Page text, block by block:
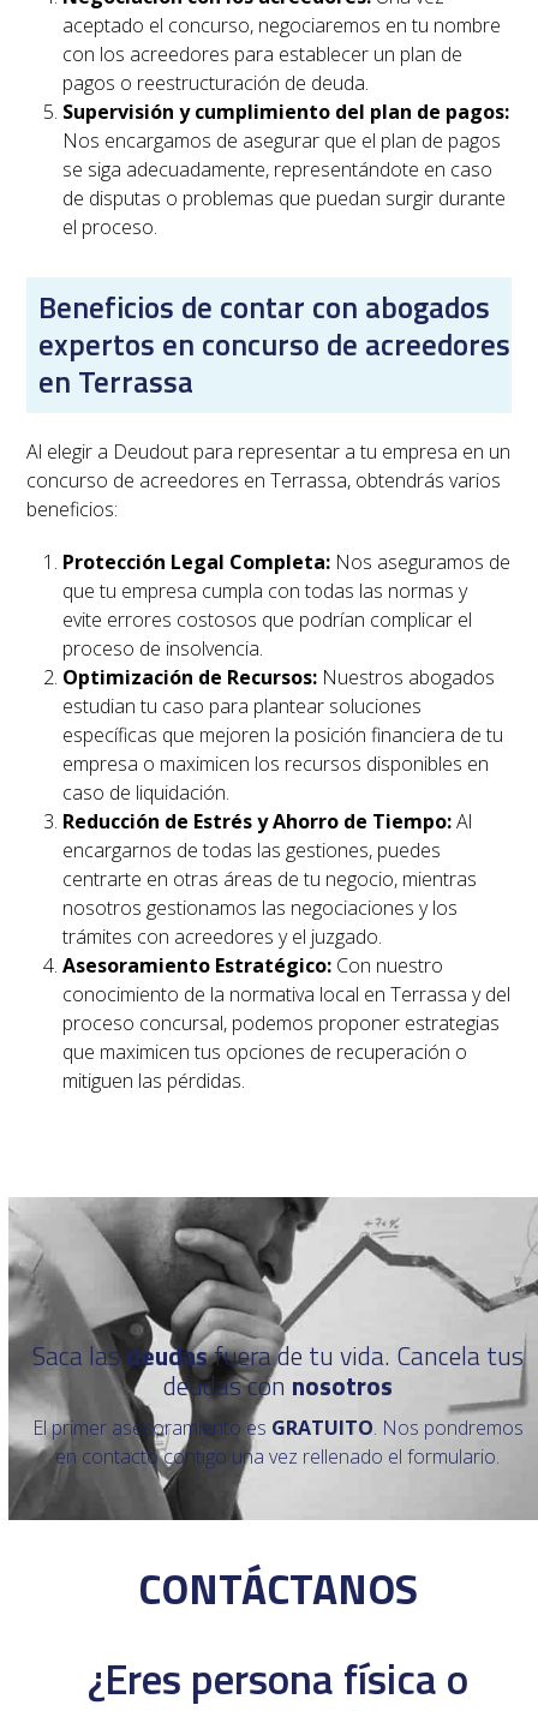
aceptado el concurso, negociaremos en tu nombre
con los acreedores para establecer un plan de
pagos o reestructuración de deuda.
Supervisión y cumplimiento del plan de pagos:
Nos encargamos de asegurar que el plan de pagos
se siga adecuadamente, representándote en caso
de disputas o problemas que puedan surgir durante
el proceso.
Beneficios de contar con abogados
expertos en concurso de acreedores
en Terrassa
Al elegir a Deudout para representar a tu empresa en un
concurso de acreedores enTerrassa, obtendrás varios
beneficios:
Protección Legal Completa: Nos aseguramos de
que tu empresa cumpla con todas las normas y
evite errores costosos que podrían complicar el
proceso de insolvencia.
Optimización de Recursos: Nuestros abogados
estudian tu caso para plantear soluciones
específicas que mejoren la posición financiera de tu
empresa o maximicen los recursos disponibles en
caso de liquidación.
Reducción de Estrés y Ahorro de Tiempo:Al
encargarnos de todas las gestiones, puedes
centrarte en otras áreas de tu negocio, mientras
nosotros gestionamos las negociaciones y los
trámites con acreedores y el juzgado.
Asesoramiento Estratégico: Con nuestro
conocimiento de la normativa local enTerrassa y del
proceso concursal, podemos proponer estrategias
que maximicen tus opciones de recuperación o
mitiguen las pérdidas.
Saca lasdeudasfuera de tu vida. Cancela tus
deudas con nosotros
El primer asesoramiento es GRATUITO. Nos pondremos
en contacto contigo una vez rellenado el formulario.
CONTÁCTANOS
¿Eres persona física o